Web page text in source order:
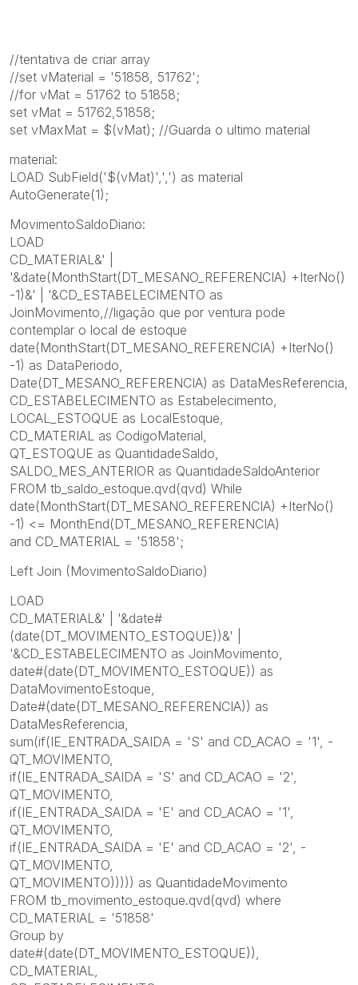
//tentativa de criar array
//set vMaterial = '51858, 51762';
//for vMat = 51762 to 51858;
set vMat = 51762,51858;
set vMaxMat = $(vMat); //Guarda o ultimo material
material:
LOAD SubField('$(vMat)',',') as material
AutoGenerate(1);
MovimentoSaldoDiario:
LOAD
CD_MATERIAL&' |
'&date(MonthStart(DT_MESANO_REFERENCIA) +IterNo()
-1)&' | '&CD_ESTABELECIMENTO as
JoinMovimento,//ligação que por ventura pode
contemplar o local de estoque
date(MonthStart(DT_MESANO_REFERENCIA) +IterNo()
-1) as DataPeriodo,
Date(DT_MESANO_REFERENCIA) as DataMesReferencia,
CD_ESTABELECIMENTO as Estabelecimento,
LOCAL_ESTOQUE as LocalEstoque,
CD_MATERIAL as CodigoMaterial,
QT_ESTOQUE as QuantidadeSaldo,
SALDO_MES_ANTERIOR as QuantidadeSaldoAnterior
FROM tb_saldo_estoque.qvd(qvd) While
date(MonthStart(DT_MESANO_REFERENCIA) +IterNo()
-1) <= MonthEnd(DT_MESANO_REFERENCIA)
and CD_MATERIAL = '51858' ;
Left Join (MovimentoSaldoDiario)
LOAD
CD_MATERIAL&' | '&date#
(date(DT_MOVIMENTO_ESTOQUE))&' |
'&CD_ESTABELECIMENTO as JoinMovimento,
date#(date(DT_MOVIMENTO_ESTOQUE)) as
DataMovimentoEstoque,
Date#(date(DT_MESANO_REFERENCIA)) as
DataMesReferencia,
sum(if(IE_ENTRADA_SAIDA = 'S' and CD_ACAO = '1', -
QT_MOVIMENTO,
if(IE_ENTRADA_SAIDA = 'S' and CD_ACAO = '2',
QT_MOVIMENTO,
if(IE_ENTRADA_SAIDA = 'E' and CD_ACAO = '1',
QT_MOVIMENTO,
if(IE_ENTRADA_SAIDA = 'E' and CD_ACAO = '2', -
QT_MOVIMENTO,
QT_MOVIMENTO))))) as QuantidadeMovimento
FROM tb_movimento_estoque.qvd(qvd) where
CD_MATERIAL = '51858'
Group by
date#(date(DT_MOVIMENTO_ESTOQUE)),
CD_MATERIAL,